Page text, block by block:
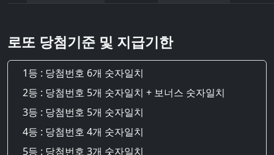
로또 당첨기준 및 지급기한
1등 : 당첨번호 6개 숫자일치
2등 : 당첨번호 5개 숫자일치 + 보너스 숫자일치
3등 : 당첨번호 5개 숫자일치
4등 : 당첨번호 4개 숫자일치
5등 : 당첨번호 3개 숫자일치